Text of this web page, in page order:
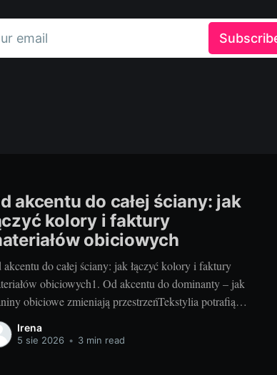
email
akcentu do całej ściany: jak
kolory i faktury
obiciowych
akcentu do całej ściany: jak łączyć kolory i faktury
obiciowych1. Od akcentu do dominanty – jak
obiciowe zmieniają przestrzeńTekstylia potrafią
wnętrze szybciej niż generalny remont. Mały
za łóżkiem, zagłówek w pokoju dziecka czy
Irena
5 sie 2026 • 3 min read